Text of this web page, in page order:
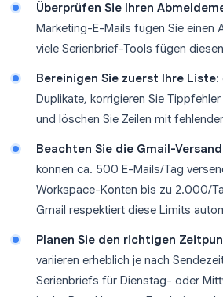
Überprüfen Sie Ihren
Marketing-E-Mails fügen Sie einen
viele Serienbrief-Tools fügen
Bereinigen Sie zuerst Ihre Liste:
Duplikate, korrigieren Sie
und löschen Sie Zeilen mit
Beachten Sie die Gmail-
können ca. 500 E-Mails/Tag
Workspace-Konten bis zu 2.000/
Gmail respektiert diese Limits
Planen Sie den richtigen
variieren erheblich je nach
Serienbriefs für Dienstag- oder